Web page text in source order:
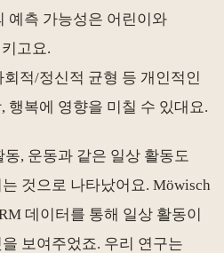
예측 가능성은 어린이와
고요.
적/정신적 균형 등 개인적인
행복에 영향을 미칠 수 있대요.
, 운동과 같은 일상 활동도
것으로 나타났어요. Möwisch
데이터를 통해 일상 활동이
보여주었죠. 우리 연구는